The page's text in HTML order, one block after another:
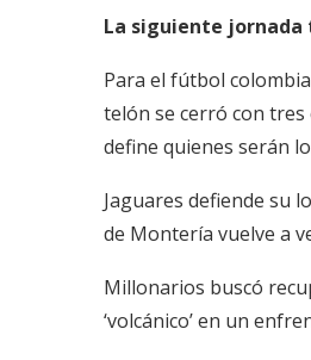
La siguiente jornada
Para el fútbol
telón se cerró con
define quienes serán
Jaguares defiende su
de Montería vuelve a
Millonarios buscó
‘volcánico’ en un